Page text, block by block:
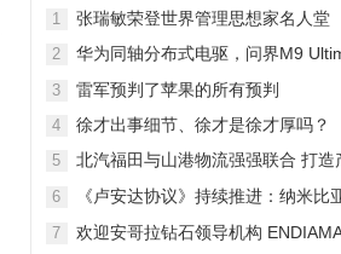
理维权”
1 张瑞敏荣登世界管理思想家名人堂
2
华为同轴分布式电驱，问界M9
背后的“车轮思想者”
3 雷军预判了苹果的所有预判
4 徐才出事细节、徐才是徐才厚吗？
5
北汽福田与山港物流强强联合 打造
融合新范本
6
《卢安达协议》持续推进：纳米比
和国加入，印度宝石与珠宝出口促进
员会与迪拜多种商品交易中心启动
7
欢迎安哥拉钻石领导机构